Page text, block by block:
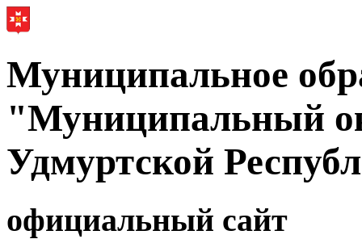
Муниципальное
"Муниципальный
Удмуртской
официальный сайт